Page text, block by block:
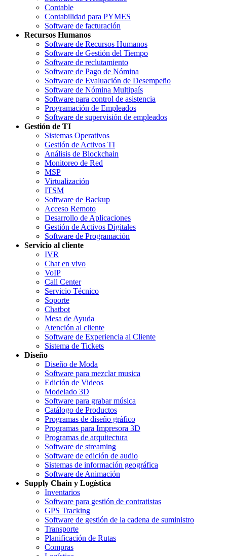
Contable
Contabilidad para PYMES
Software de facturación
Recursos Humanos
Software de Recursos Humanos
Software de Gestión del Tiempo
Software de reclutamiento
Software de Pago de Nómina
Software de Evaluación de Desempeño
Software de Nómina Multipaís
Software para control de asistencia
Programación de Empleados
Software de supervisión de empleados
Gestión de TI
Sistemas Operativos
Gestión de Activos TI
Análisis de Blockchain
Monitoreo de Red
MSP
Virtualización
ITSM
Software de Backup
Acceso Remoto
Desarrollo de Aplicaciones
Gestión de Activos Digitales
Software de Programación
Servicio al cliente
IVR
Chat en vivo
VoIP
Call Center
Servicio Técnico
Soporte
Chatbot
Mesa de Ayuda
Atención al cliente
Software de Experiencia al Cliente
Sistema de Tickets
Diseño
Diseño de Moda
Software para mezclar musica
Edición de Videos
Modelado 3D
Software para grabar música
Catálogo de Productos
Programas de diseño gráfico
Programas para Impresora 3D
Programas de arquitectura
Software de streaming
Software de edición de audio
Sistemas de información geográfica
Software de Animación
Supply Chain y Logística
Inventarios
Software para gestión de contratistas
GPS Tracking
Software de gestión de la cadena de suministro
Transporte
Planificación de Rutas
Compras